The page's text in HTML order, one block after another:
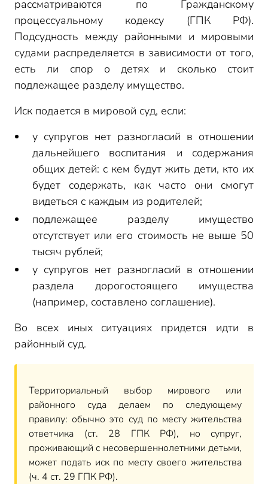
рассматриваются по Гражданскому
процессуальному кодексу (ГПК РФ).
Подсудность между районными и мировыми
судами распределяется в зависимости от того,
есть ли спор о детях и сколько стоит
подлежащее разделу имущество.
Иск подается в мировой суд, если:
у супругов нет разногласий в отношении
дальнейшего воспитания и содержания
общих детей: с кем будут жить дети, кто их
будет содержать, как часто они смогут
видеться с каждым из родителей;
подлежащее разделу имущество
отсутствует или его стоимость не выше 50
тысяч рублей;
у супругов нет разногласий в отношении
раздела дорогостоящего имущества
(например, составлено соглашение).
Во всех иных ситуациях придется идти в
районный суд.
Территориальный выбор мирового или
районного суда делаем по следующему
правилу: обычно это суд по месту жительства
ответчика (ст. 28 ГПК РФ), но супруг,
проживающий с несовершеннолетними детьми,
может подать иск по месту своего жительства
(ч. 4 ст. 29 ГПК РФ).